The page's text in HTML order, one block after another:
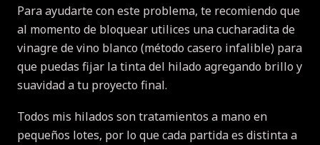
Para ayudarte con este problema, te recomiendo que
al momento de bloquear utilices una cucharadita de
vinagre de vino blanco (método casero infalible) para
que puedas fijar la tinta del hilado agregando brillo y
suavidad a tu proyecto final.
Todos mis hilados son tratamientos a mano en
pequeños lotes, por lo que cada partida es distinta a